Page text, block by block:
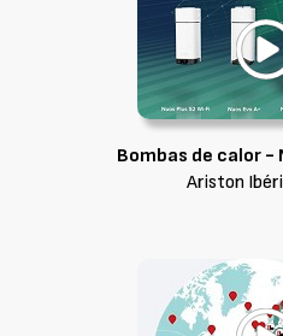
Bombas de calor -
Ariston